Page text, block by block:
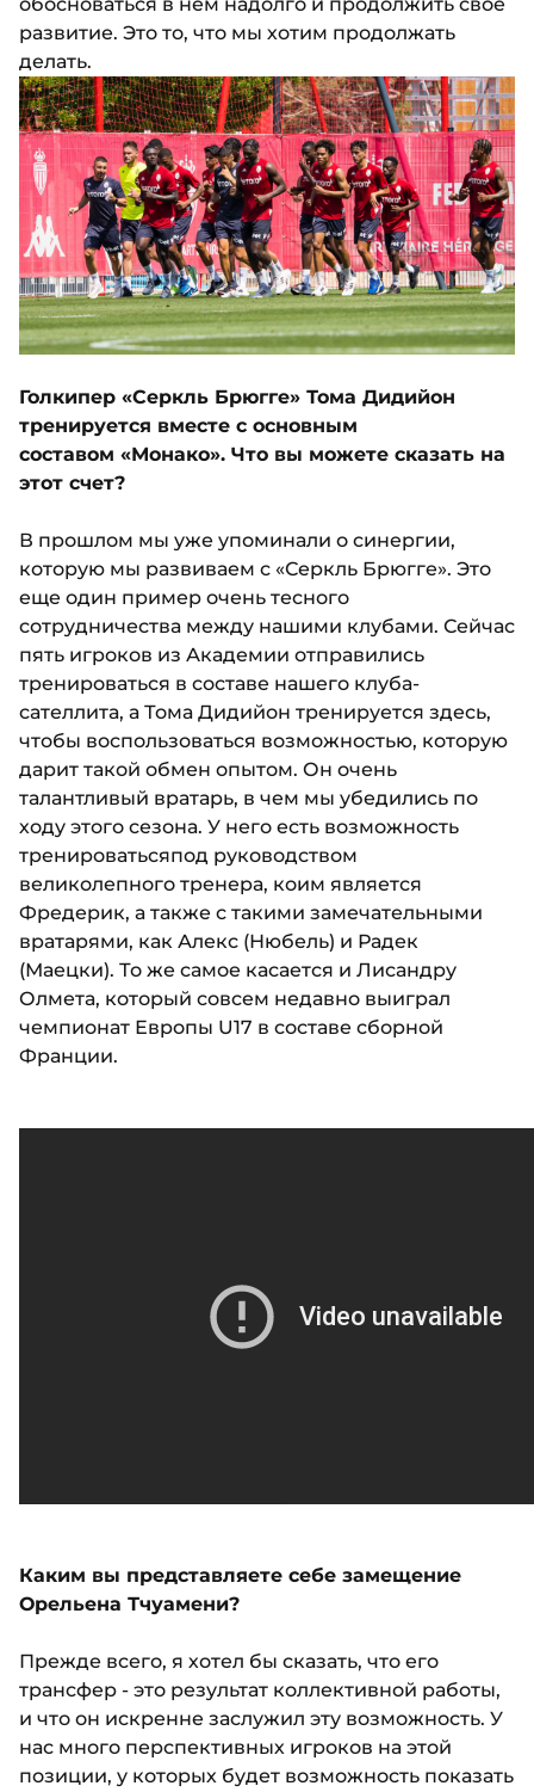
развитие. Это то, что мы хотим продолжать
делать.
Голкипер «Серкль Брюгге» Тома Дидийон
тренируется вместе с основным
составом «Монако». Что вы можете сказать на
этот счет?
В прошлом мы уже упоминали о синергии,
которую мы развиваем с «Серкль Брюгге». Это
еще один пример очень тесного
сотрудничества между нашими клубами. Сейчас
пять игроков из Академии отправились
тренироваться в составе нашего клуба-
сателлита, а Тома Дидийон тренируется здесь,
чтобы воспользоваться возможностью, которую
дарит такой обмен опытом. Он очень
талантливый вратарь, в чем мы убедились по
ходу этого сезона. У него есть возможность
тренироватьсяпод руководством
великолепного тренера, коим является
Фредерик, а также с такими замечательными
вратарями, как Алекс (Нюбель) и Радек
(Маецки). То же самое касается и Лисандру
Олмета, который совсем недавно выиграл
чемпионат Европы U17 в составе сборной
Франции.
Каким вы представляете себе замещение
Орельена Тчуамени?
Прежде всего, я хотел бы сказать, что его
трансфер - это результат коллективной работы,
и что он искренне заслужил эту возможность. У
нас много перспективных игроков на этой
позиции, у которых будет возможность показать